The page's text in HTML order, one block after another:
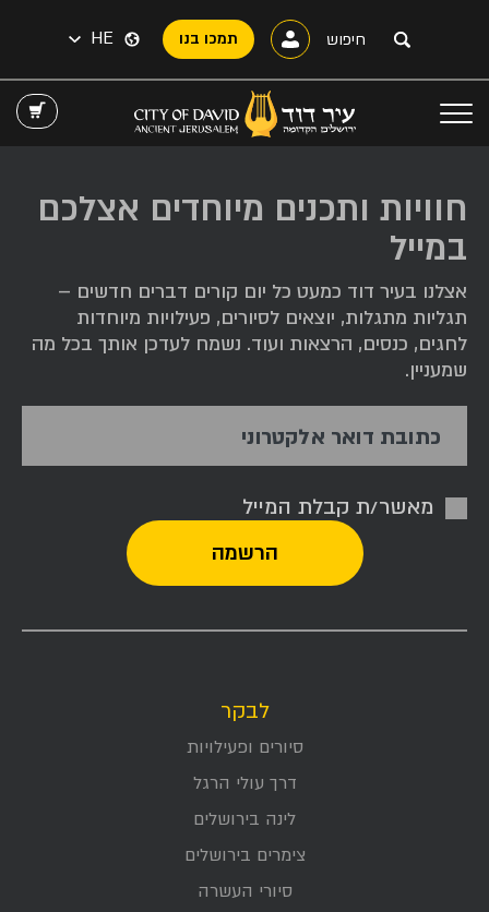
תמכו בנו HE
חוויות ותכנים מיוחדים אצלכם
במייל
אצלנו בעיר דוד כמעט כל יום קורים דברים חדשים –
תגליות מתגלות, יוצאים לסיורים, פעילויות מיוחדות
לחגים, כנסים, הרצאות ועוד. נשמח לעדכן אותך בכל מה
שמעניין.
כתובת דואר אלקטרוני
מאשר/ת קבלת המייל
לבקר
סיורים ופעילויות
דרך עולי הרגל
לינה בירושלים
צימרים בירושלים
סיורי העשרה